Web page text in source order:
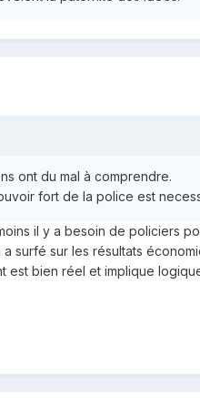
ont du mal à comprendre.
fort de la police est
il y a besoin de policiers
surfé sur les résultats
bien réel et implique